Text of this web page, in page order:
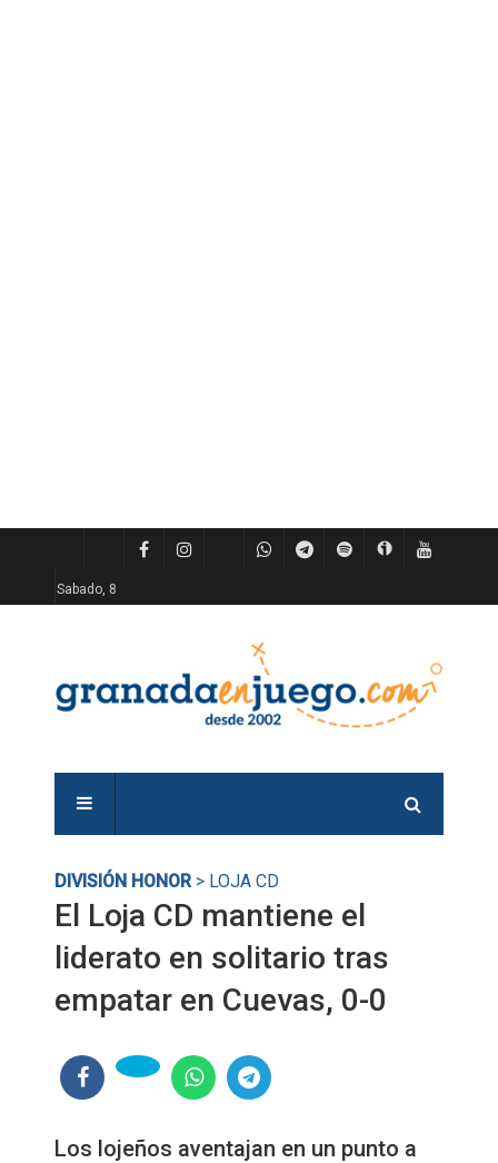
Sabado, 8
DIVISIÓN HONOR> LOJA CD
El Loja CD mantiene el
liderato en solitario tras
empatar en Cuevas, 0-0
Los lojeños aventajan en un punto a